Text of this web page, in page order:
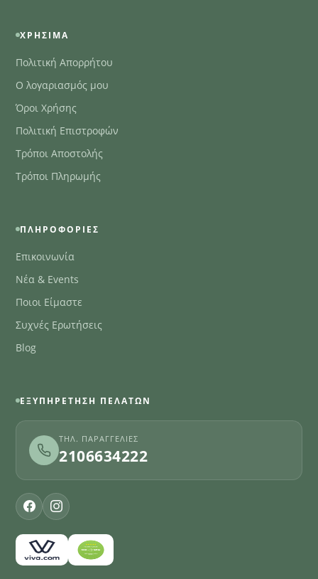
ΧΡΉΣΙΜΑ
Πολιτική Απορρήτου
Ο λογαριασμός μου
Όροι Χρήσης
Πολιτική Επιστροφών
Τρόποι Αποστολής
Τρόποι Πληρωμής
ΠΛΗΡΟΦΟΡΊΕΣ
Επικοινωνία
Νέα & Events
Ποιοι Είμαστε
Συχνές Ερωτήσεις
Blog
ΕΞΥΠΗΡΈΤΗΣΗ ΠΕΛΑΤΏΝ
ΤΗΛ. ΠΑΡΑΓΓΕΛΊΕΣ
2106634222